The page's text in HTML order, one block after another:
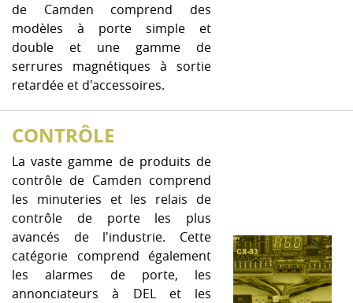
de Camden comprend des
modèles à porte simple et
double et une gamme de
serrures magnétiques à sortie
retardée et d'accessoires.
CONTRÔLE
La vaste gamme de produits de
contrôle de Camden comprend
les minuteries et les relais de
contrôle de porte les plus
avancés de l'industrie. Cette
catégorie comprend également
les alarmes de porte, les
annonciateurs à DEL et les